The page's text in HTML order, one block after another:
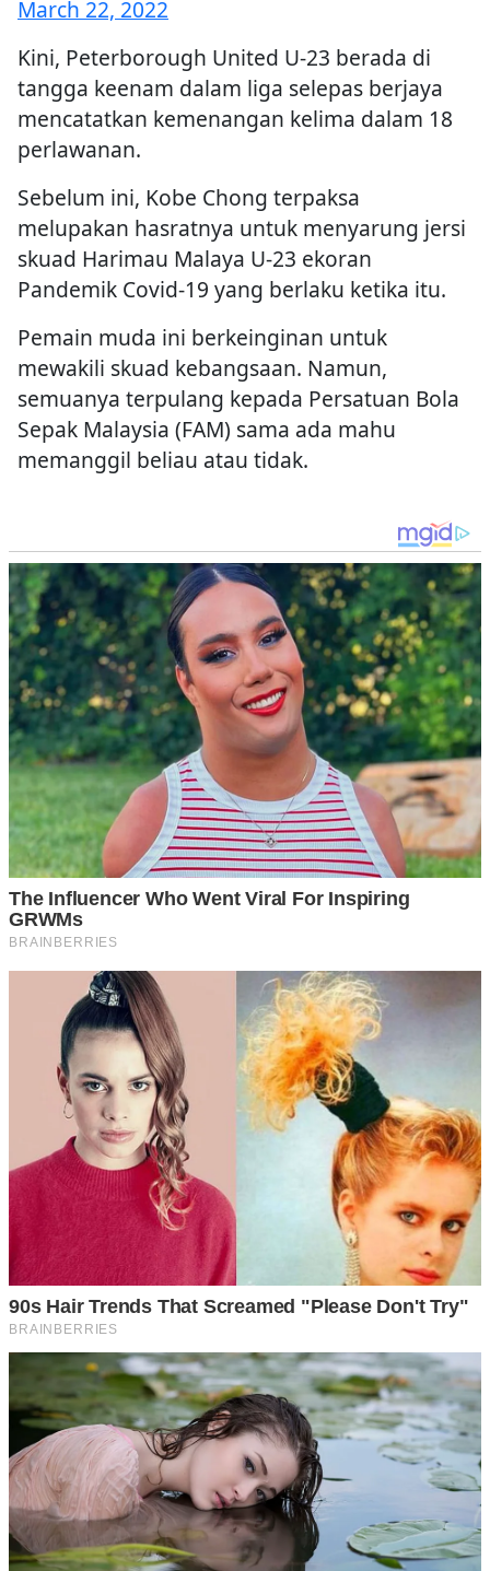
March 22, 2022
Kini, Peterborough United U-23 berada di
tangga keenam dalam liga selepas berjaya
mencatatkan kemenangan kelima dalam 18
perlawanan.
Sebelum ini, Kobe Chong terpaksa
melupakan hasratnya untuk menyarung jersi
skuad Harimau Malaya U-23 ekoran
Pandemik Covid-19 yang berlaku ketika itu.
Pemain muda ini berkeinginan untuk
mewakili skuad kebangsaan. Namun,
semuanya terpulang kepada Persatuan Bola
Sepak Malaysia (FAM) sama ada mahu
memanggil beliau atau tidak.